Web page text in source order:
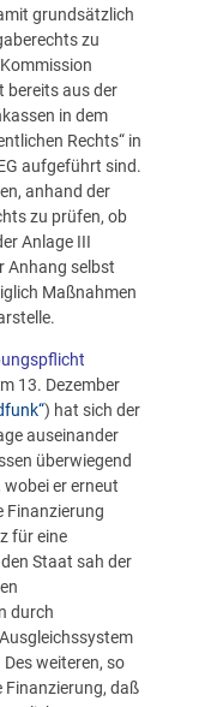
grundsätzlich
zu
bereits aus der
in dem
Rechts“ in
aufgeführt sind.
anhand der
zu prüfen, ob
Anlage III
Anhang selbst
Maßnahmen
13. Dezember
) hat sich der
auseinander
überwiegend
er erneut
Finanzierung
für eine
Staat sah der
durch
weiteren, so
Finanzierung, daß